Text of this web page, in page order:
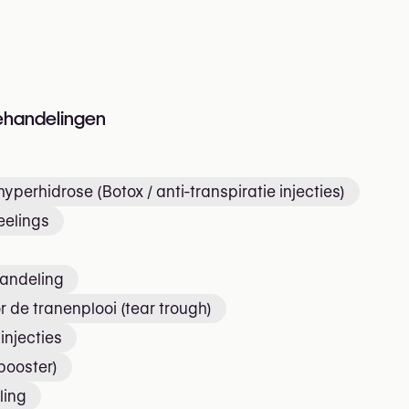
(Botox / anti-transpiratie injecties)
de tranenplooi (tear trough)